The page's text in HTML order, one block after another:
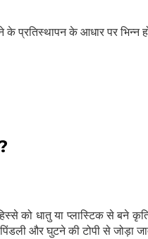
के प्रतिस्थापन के आधार पर
को धातु या प्लास्टिक से बने
और घुटने की टोपी से जोड़ा